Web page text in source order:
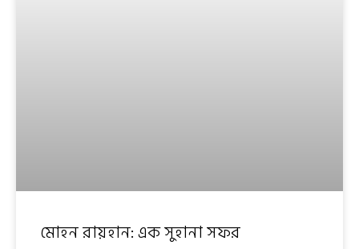
মোহন রায়হান: এক সুহানা সফর